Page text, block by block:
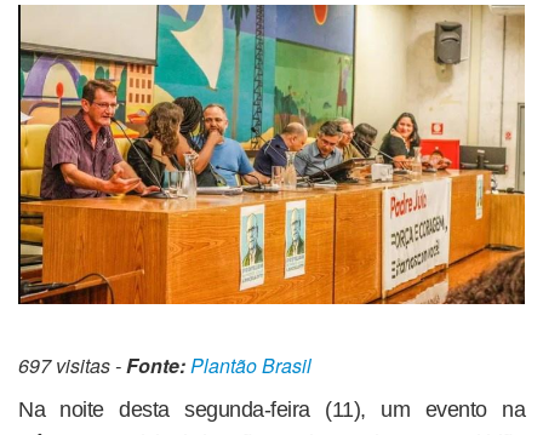
697 visitas -Fonte: Plantão Brasil
Na noite desta segunda-feira (11), um evento na